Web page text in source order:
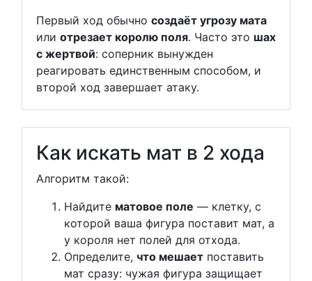
Первый ход обычно создаёт угрозу мата
или отрезает королю поля. Часто это шах
с жертвой: соперник вынужден
реагировать единственным способом, и
второй ход завершает атаку.
Как искать мат в 2 хода
Алгоритм такой:
Найдите матовое поле — клетку, с
которой ваша фигура поставит мат, а
у короля нет полей для отхода.
Определите, что мешает поставить
мат сразу: чужая фигура защищает